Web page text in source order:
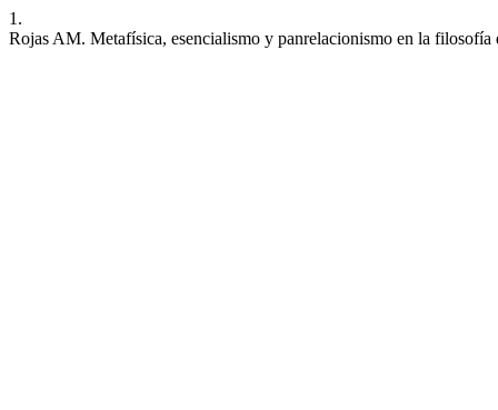
1.
Rojas AM. Metafísica, esencialismo y panrelacionismo en la